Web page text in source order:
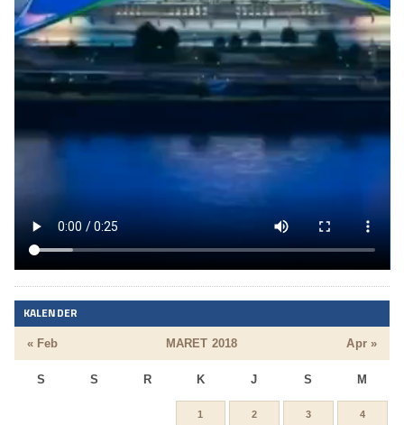
KALENDER
MARET 2018
S S R K J S M
« Feb Apr »
1 2 3 4